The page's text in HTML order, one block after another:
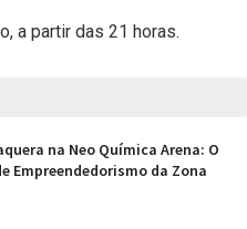
a partir das 21 horas.
na Neo Química Arena: O
Empreendedorismo da Zona